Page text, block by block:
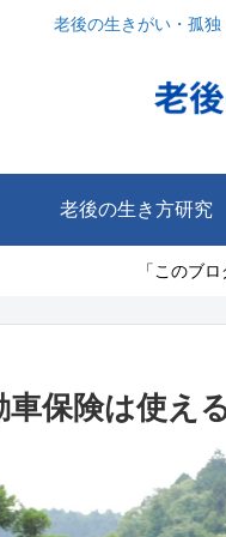
老後の生きがい・孤
老後の生き方研究
「このブ
保険は使え